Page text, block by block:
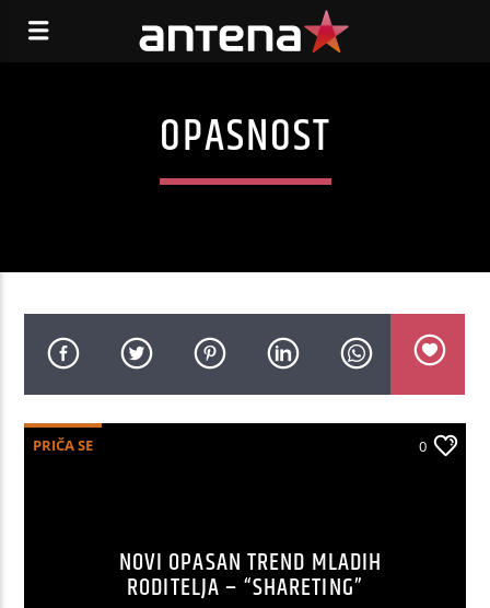
OPASNOST
PRIČA SE 0
NOVI OPASAN TREND MLADIH
RODITELJA – “SHARETING”